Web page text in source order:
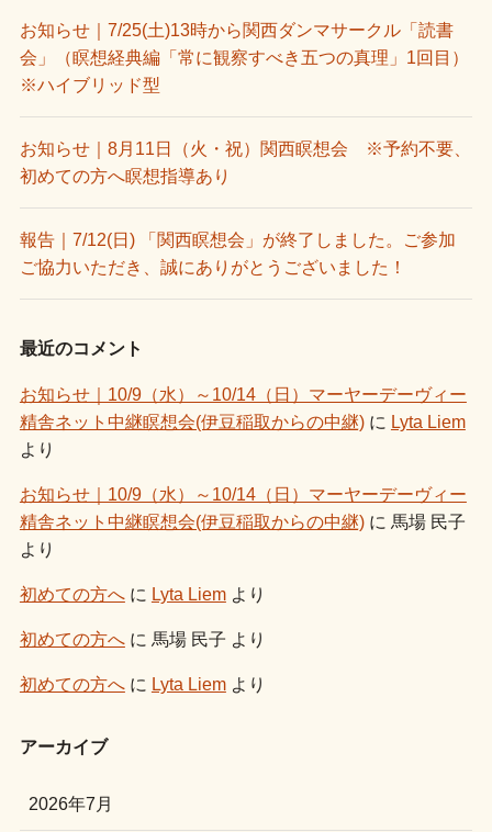
お知らせ｜7/25(土)13時から関西ダンマサークル「読書
会」（瞑想経典編「常に観察すべき五つの真理」1回目）
※ハイブリッド型
お知らせ｜8月11日（火・祝）関西瞑想会 ※予約不要、
初めての方へ瞑想指導あり
報告｜7/12(日) 「関西瞑想会」が終了しました。ご参加
ご協力いただき、誠にありがとうございました！
最近のコメント
お知らせ｜10/9（水）～10/14（日）マーヤーデーヴィー
精舎ネット中継瞑想会(伊豆稲取からの中継)に Lyta Liem
より
お知らせ｜10/9（水）～10/14（日）マーヤーデーヴィー
精舎ネット中継瞑想会(伊豆稲取からの中継)に 馬場 民子
より
初めての方へに Lyta Liemより
初めての方へに 馬場 民子 より
初めての方へに Lyta Liemより
アーカイブ
2026年7月